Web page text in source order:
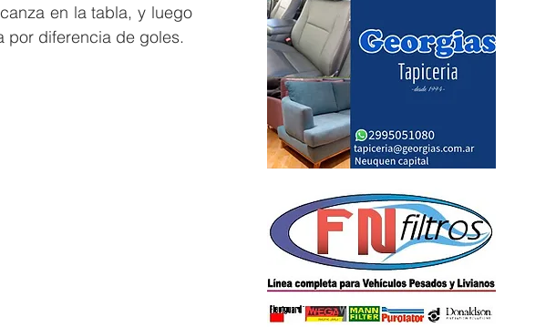
en la tabla, y luego
por diferencia de goles.